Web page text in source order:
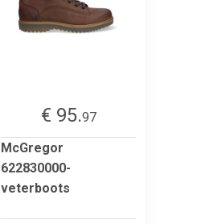
€ 95.97
McGregor
622830000-
veterboots